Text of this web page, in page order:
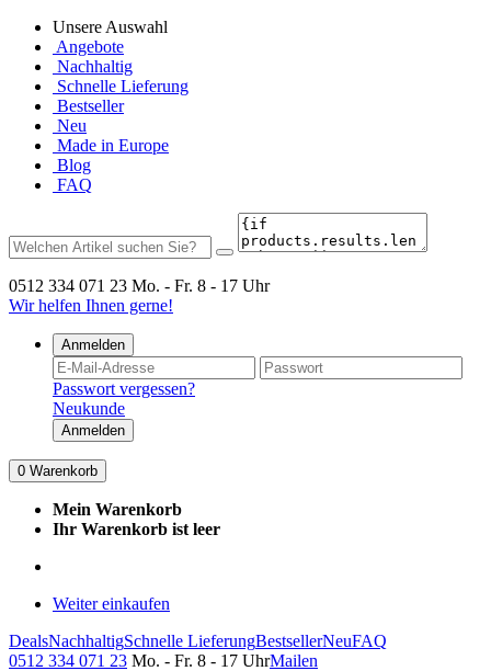
Unsere Auswahl
Angebote
Nachhaltig
Schnelle Lieferung
Bestseller
Neu
Made in Europe
Blog
FAQ
0512 334 071 23 Mo. - Fr. 8 - 17 Uhr
Wir helfen Ihnen gerne!
Anmelden
Passwort vergessen?
Neukunde
Anmelden
0 Warenkorb
Mein Warenkorb
Ihr Warenkorb ist leer
Weiter einkaufen
DealsNachhaltigSchnelle LieferungBestsellerNeuFAQ
0512 334 071 23 Mo. - Fr. 8 - 17 UhrMailen